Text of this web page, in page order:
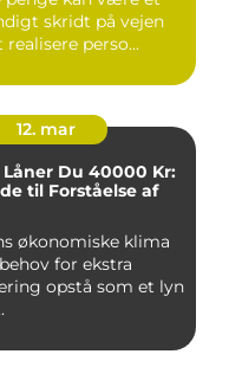
skridt på vejen
realisere perso...
12. mar
Låner Du 40000 Kr:
til Forståelse af
økonomiske klima
for ekstra
opstå som et lyn